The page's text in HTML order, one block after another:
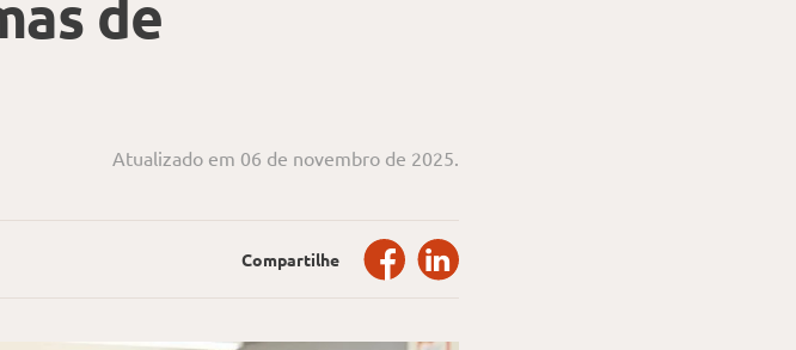
de
Atualizado em 06 de novembro de 2025.
Compartilhe